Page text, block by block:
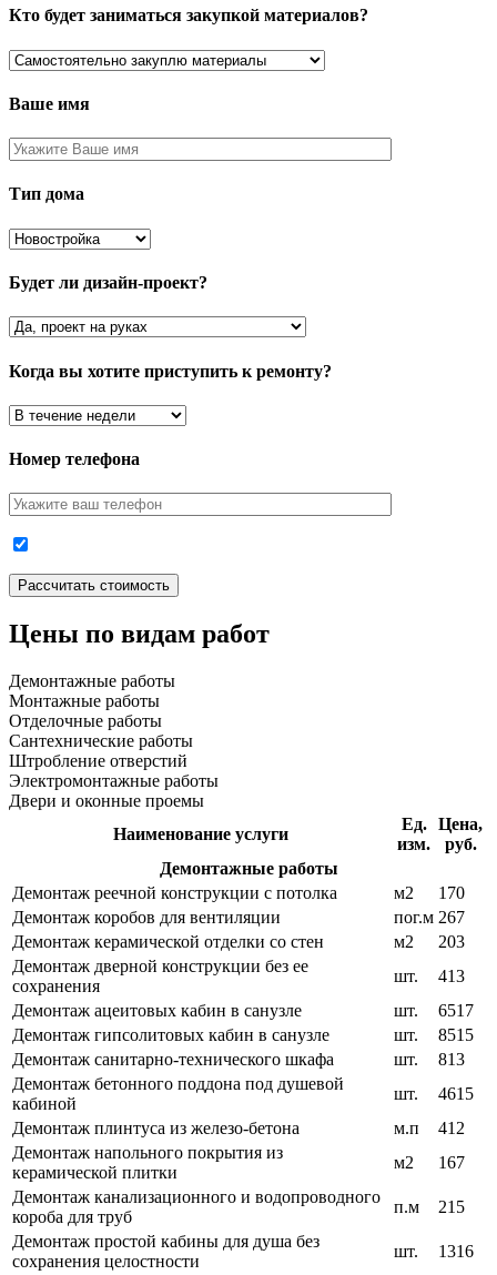
Кто будет заниматься закупкой материалов?
Ваше имя
Тип дома
Будет ли дизайн-проект?
Когда вы хотите приступить к ремонту?
Номер телефона
Цены по видам работ
Демонтажные работы
Монтажные работы
Отделочные работы
Сантехнические работы
Штробление отверстий
Электромонтажные работы
Двери и оконные проемы
Наименование услуги
Ед.
изм.
Цена,
руб.
Демонтажные работы
Демонтаж реечной конструкции с потолка
м2
170
Демонтаж коробов для вентиляции
пог.м 267
Демонтаж керамической отделки со стен
м2
203
Демонтаж дверной конструкции без ее
сохранения
шт.
413
Демонтаж ацеитовых кабин в санузле
шт.
6517
Демонтаж гипсолитовых кабин в санузле
шт.
8515
Демонтаж санитарно-технического шкафа
шт.
813
Демонтаж бетонного поддона под душевой
кабиной
шт.
4615
Демонтаж плинтуса из железо-бетона
м.п
412
Демонтаж напольного покрытия из
керамической плитки
м2
167
Демонтаж канализационного и водопроводного
короба для труб
п.м
215
Демонтаж простой кабины для душа без
сохранения целостности
шт.
1316